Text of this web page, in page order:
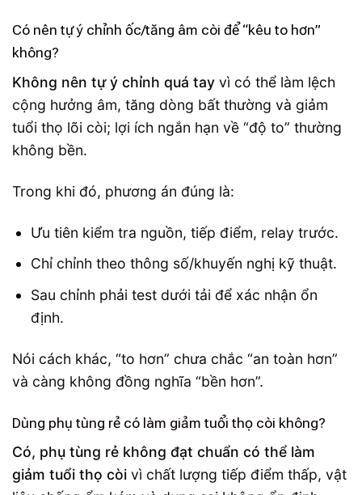
Có nên tự ý chỉnh ốc/tăng âm còi để “kêu to hơn”
không?
Không nên tự ý chỉnh quá tay vì có thể làm lệch
cộng hưởng âm, tăng dòng bất thường và giảm
tuổi thọ lõi còi; lợi ích ngắn hạn về “độ to” thường
không bền.
Trong khi đó, phương án đúng là:
Ưu tiên kiểm tra nguồn, tiếp điểm, relay trước.
Chỉ chỉnh theo thông số/khuyến nghị kỹ thuật.
Sau chỉnh phải test dưới tải để xác nhận ổn
định.
Nói cách khác, “to hơn” chưa chắc “an toàn hơn”
và càng không đồng nghĩa “bền hơn”.
Dùng phụ tùng rẻ có làm giảm tuổi thọ còi không?
Có, phụ tùng rẻ không đạt chuẩn có thể làm
giảm tuổi thọ còi vì chất lượng tiếp điểm thấp, vật